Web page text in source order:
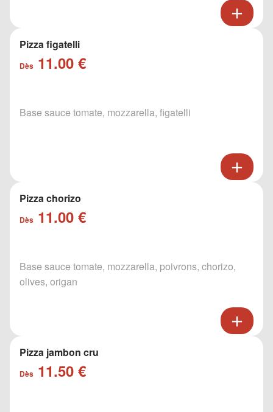
Pizza figatelli
Dès 11.00 €
Base sauce tomate, mozzarella, figatelli
Pizza chorizo
Dès 11.00 €
Base sauce tomate, mozzarella, poivrons, chorizo,
olives, origan
Pizza jambon cru
Dès 11.50 €